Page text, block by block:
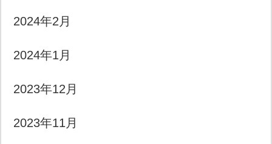
2024年2月
2024年1月
2023年12月
2023年11月